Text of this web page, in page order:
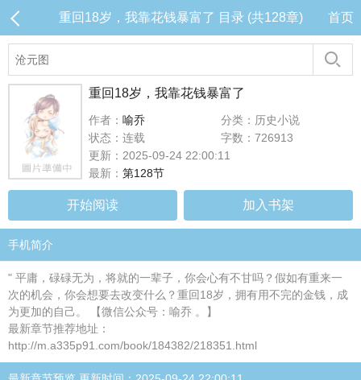
重回18岁，我靠花钱暴富了 目录 (共128章) 首页
重回18岁，我靠花钱暴富了
作者： 喻乔
分类：历史小说
状态：连载
字数：726913
更新：2025-09-24 22:00:11
最新： 第128节
开始阅读 加入书架
手机简介
" 平庸，碌碌无为，将就的一辈子，你会心有不甘吗？假如有重来一
次的机会，你会想要去改变什么？重回18岁，拥有用不完的金钱，成
为更加的自己。 【微信公众号：喻乔 。】
最新章节推荐地址：
http://m.a335p91.com/book/184382/218351.html